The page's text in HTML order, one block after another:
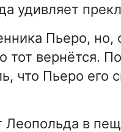
удивляет
Пьеро, но,
тот вернётся.
что Пьеро его
Леопольда в